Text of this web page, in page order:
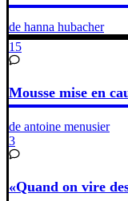
de hanna hubacher
15
Mousse mise en
de antoine menusier
3
«Quand on vire